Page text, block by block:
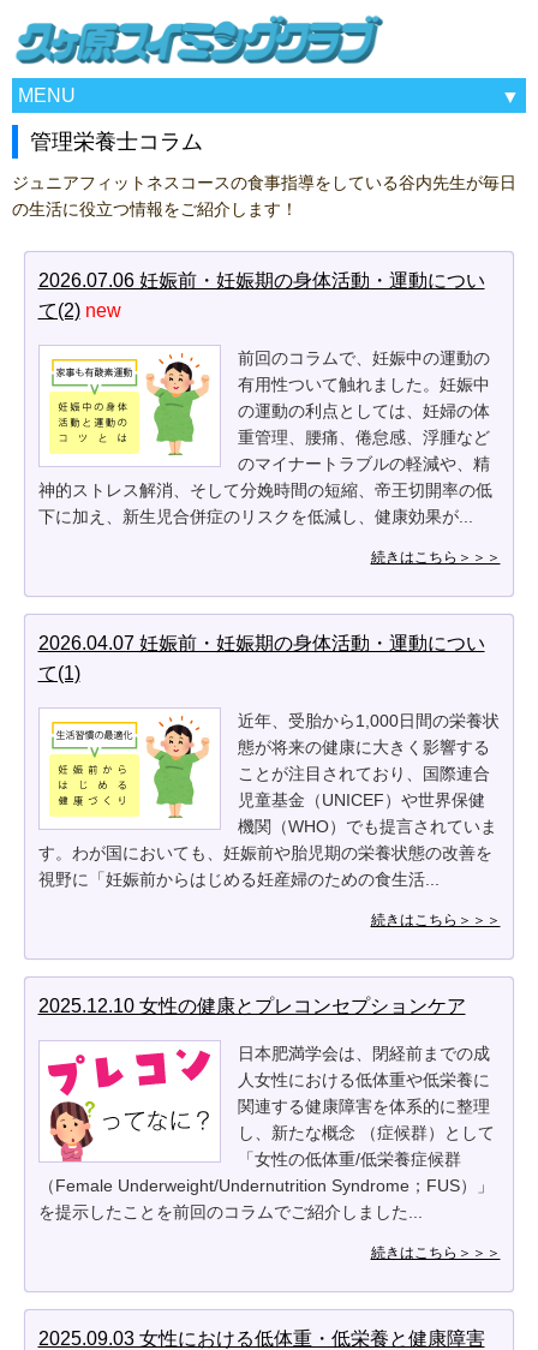
MENU
管理栄養士コラム
ジュニアフィットネスコースの食事指導をしている谷内先生が毎日
の生活に役立つ情報をご紹介します！
2026.07.06 妊娠前・妊娠期の身体活動・運動につい
て(2)new
前回のコラムで、妊娠中の運動の
有用性ついて触れました。妊娠中
の運動の利点としては、妊婦の体
重管理、腰痛、倦怠感、浮腫など
のマイナートラブルの軽減や、精
神的ストレス解消、そして分娩時間の短縮、帝王切開率の低
下に加え、新生児合併症のリスクを低減し、健康効果が...
続きはこちら＞＞＞
2026.04.07 妊娠前・妊娠期の身体活動・運動につい
て(1)
近年、受胎から1,000日間の栄養状
態が将来の健康に大きく影響する
ことが注目されており、国際連合
児童基金（UNICEF）や世界保健
機関（WHO）でも提言されていま
す。わが国においても、妊娠前や胎児期の栄養状態の改善を
視野に「妊娠前からはじめる妊産婦のための食生活...
続きはこちら＞＞＞
2025.12.10 女性の健康とプレコンセプションケア
日本肥満学会は、閉経前までの成
人女性における低体重や低栄養に
関連する健康障害を体系的に整理
し、新たな概念 （症候群）として
「女性の低体重/低栄養症候群
（Female Underweight/Undernutrition Syndrome；FUS）」
を提示したことを前回のコラムでご紹介しました...
続きはこちら＞＞＞
2025.09.03 女性における低体重・低栄養と健康障害